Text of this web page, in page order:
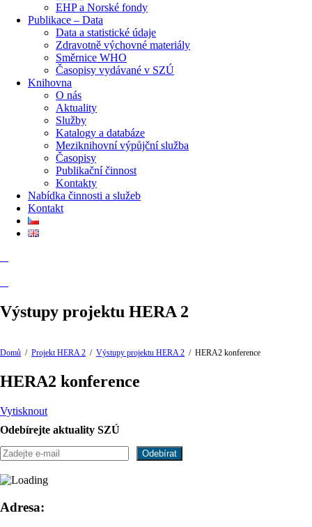
EHP a Norské fondy
Publikace – Data
Data a statistické údaje
Zdravotně výchovné materiály
Směrnice WHO
Časopisy vydávané v SZÚ
Knihovna
O nás
Aktuality
Služby
Katalogy a databáze
Meziknihovní výpůjční služba
Časopisy
Publikační činnost
Kontakty
Nabídka činnosti a služeb
Kontakt
Výstupy projektu HERA 2
Domů / Projekt HERA 2 / Výstupy projektu HERA 2 / HERA2 konference
HERA2 konference
Vytisknout
Odebírejte aktuality SZÚ
Adresa: